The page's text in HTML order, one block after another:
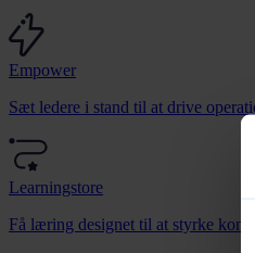
Empower
Sæt ledere i stand til at drive
Learningstore
Få læring designet til at styrke